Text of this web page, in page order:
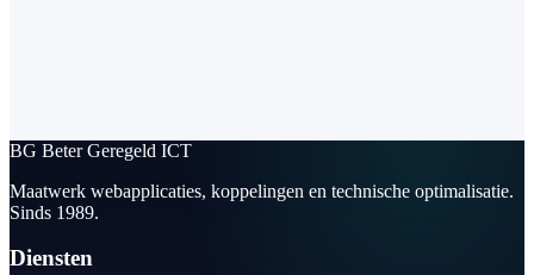
BG Beter Geregeld ICT
Maatwerk webapplicaties, koppelingen en technische optimalisatie.
Sinds 1989.
Diensten